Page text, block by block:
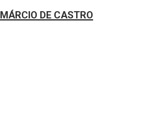
MÁRCIO DE CASTRO